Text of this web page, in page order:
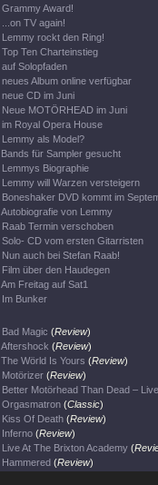
Grammy Award!
...on TV again!
Lemmy rockt den Ring!
Top Ten Charteinstieg
auf Solopfaden
neues Album online verfügbar
neue CD im Juni
Neue MOTÖRHEAD im Juni
im Royal Opera House
Lemmy als Model?
Bands für Sampler gesucht
Lemmys Biographie
Lemmy will Warzen versteigern
Boneshaker DVD kommt im
Autobiografie von Lemmy
Raab Termin verschoben
Solo- CD vom ersten Gitarristen
Nun auch bei Stefan Raab!
Film über den Haudegen
Am Freitag auf Sat1
Im Bunker
Bad Magic (Review)
Aftershock (Review)
The Wörld Is Yours (Review)
Motörizer (Review)
Better Motörhead Than Dead –
Orgasmatron (Classic)
Kiss Of Death (Review)
Inferno (Review)
Live At The Brixton Academy (
Hammered (Review)